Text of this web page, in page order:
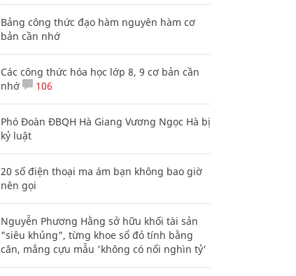
Bảng công thức đạo hàm nguyên hàm cơ
bản cần nhớ
Các công thức hóa học lớp 8, 9 cơ bản cần
nhớ
106
Phó Đoàn ĐBQH Hà Giang Vương Ngọc Hà bị
kỷ luật
20 số điện thoại ma ám bạn không bao giờ
nên gọi
Nguyễn Phương Hằng sở hữu khối tài sản
"siêu khủng", từng khoe sổ đỏ tính bằng
cân, mắng cựu mẫu 'không có nổi nghìn tỷ'